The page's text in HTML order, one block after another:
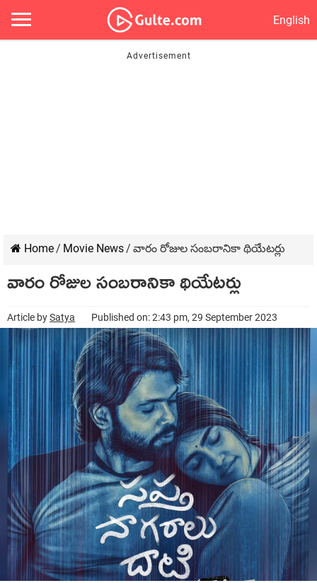
English
Home/ Movie News/ వారం రోజుల సంబరానికా థియేటర్లు
వారం రోజుల సంబరానికా థియేటర్లు
Article bySatya Published on: 2:43 pm, 29 September 2023